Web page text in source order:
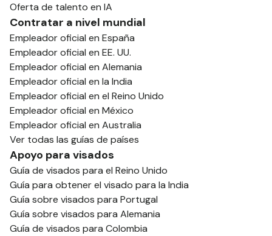
Oferta de talento en IA
Contratar a nivel mundial
Empleador oficial en España
Empleador oficial en EE. UU.
Empleador oficial en Alemania
Empleador oficial en la India
Empleador oficial en el Reino Unido
Empleador oficial en México
Empleador oficial en Australia
Ver todas las guías de países
Apoyo para visados
Guía de visados para el Reino Unido
Guía para obtener el visado para la India
Guía sobre visados para Portugal
Guía sobre visados para Alemania
Guía de visados para Colombia